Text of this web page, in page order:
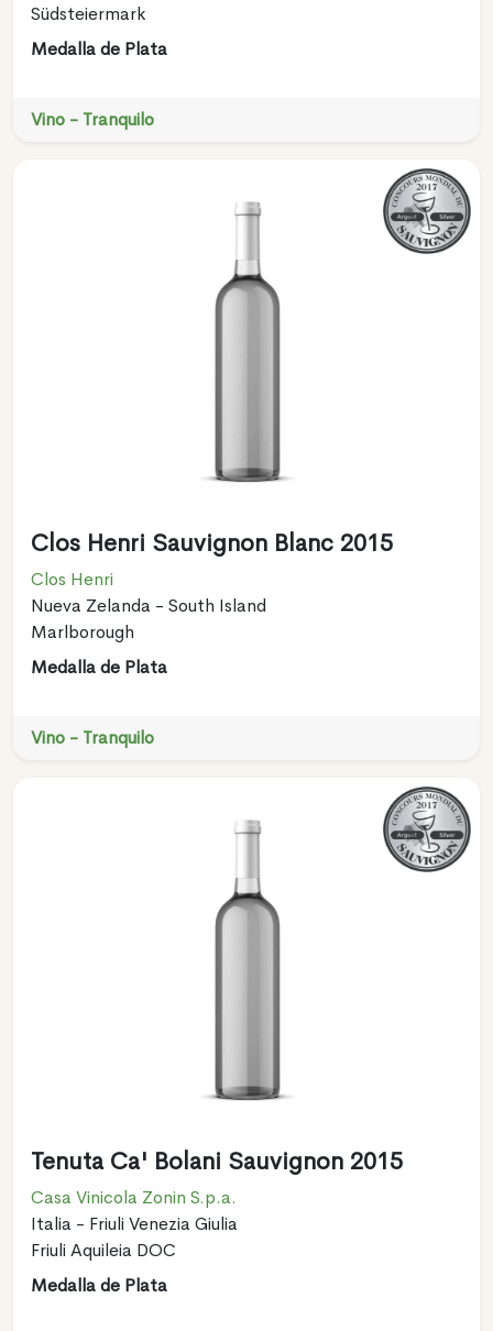
Südsteiermark
Medalla de Plata
Vino - Tranquilo
Clos Henri Sauvignon Blanc 2015
Clos Henri
Nueva Zelanda - South Island
Marlborough
Medalla de Plata
Vino - Tranquilo
Tenuta Ca' Bolani Sauvignon 2015
Casa Vinicola Zonin S.p.a.
Italia - Friuli Venezia Giulia
Friuli Aquileia DOC
Medalla de Plata